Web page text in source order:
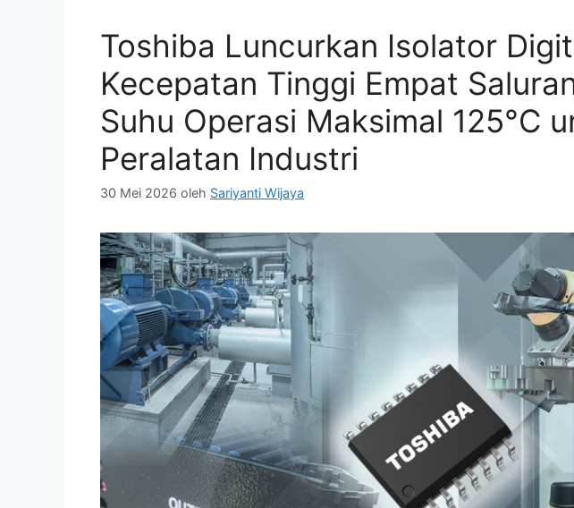
Toshiba Luncurkan Isolator
Kecepatan Tinggi Empat
Suhu Operasi Maksimal 125°C
Peralatan Industri
30 Mei 2026 oleh Sariyanti Wijaya